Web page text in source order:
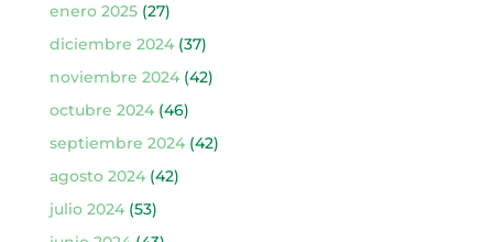
enero 2025(27)
diciembre 2024(37)
noviembre 2024(42)
octubre 2024(46)
septiembre 2024(42)
agosto 2024(42)
julio 2024(53)